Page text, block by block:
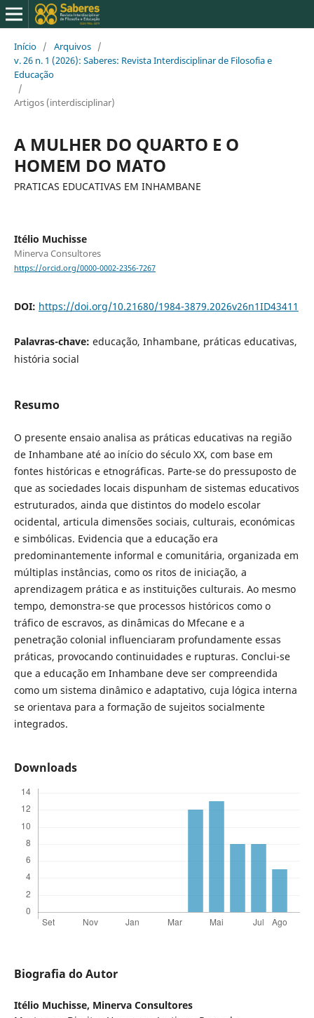
Início / Arquivos /
v. 26 n. 1 (2026): Saberes: Revista Interdisciplinar de Filosofia e
Educação
/
Artigos (interdisciplinar)
A MULHER DO QUARTO E O
HOMEM DO MATO
PRATICAS EDUCATIVAS EM INHAMBANE
Itélio Muchisse
Minerva Consultores
https://orcid.org/0000-0002-2356-7267
DOI: https://doi.org/10.21680/1984-3879.2026v26n1ID43411
Palavras-chave: educação, Inhambane, práticas educativas,
história social
Resumo
O presente ensaio analisa as práticas educativas na região
de Inhambane até ao início do século XX, com base em
fontes históricas e etnográficas. Parte-se do pressuposto de
que as sociedades locais dispunham de sistemas educativos
estruturados, ainda que distintos do modelo escolar
ocidental, articula dimensões sociais, culturais, económicas
e simbólicas. Evidencia que a educação era
predominantemente informal e comunitária, organizada em
múltiplas instâncias, como os ritos de iniciação, a
aprendizagem prática e as instituições culturais. Ao mesmo
tempo, demonstra-se que processos históricos como o
tráfico de escravos, as dinâmicas do Mfecane e a
penetração colonial influenciaram profundamente essas
práticas, provocando continuidades e rupturas. Conclui-se
que a educação em Inhambane deve ser compreendida
como um sistema dinâmico e adaptativo, cuja lógica interna
se orientava para a formação de sujeitos socialmente
integrados.
Downloads
Biografia do Autor
Itélio Muchisse, Minerva Consultores